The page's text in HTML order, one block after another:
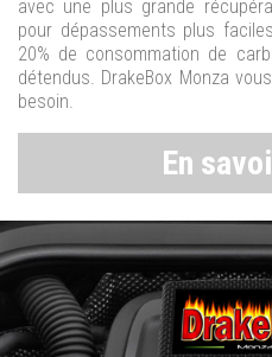
avec une plus grande
pour dépassements plus
20% de consommation de
détendus. DrakeBox Monza
besoin.
En